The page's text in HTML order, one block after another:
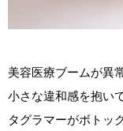
美容医療ブームが異
小さな違和感を抱い
タグラマーがボトッ